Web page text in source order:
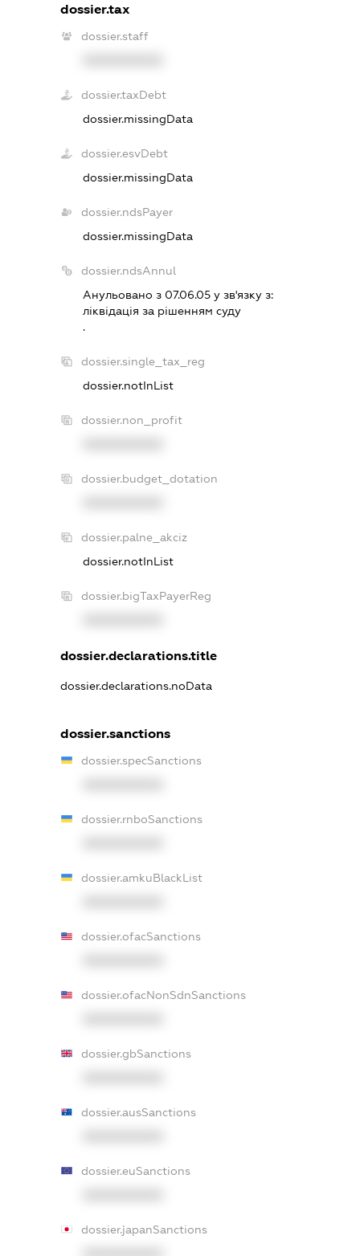
dossier.tax
dossier.staff
dossier.taxDebt
dossier.missingData
dossier.esvDebt
dossier.missingData
dossier.ndsPayer
dossier.missingData
dossier.ndsAnnul
Анульовано з 07.06.05 у зв'язку з:
лiквiдацiя за рiшенням суду
.
dossier.single_tax_reg
dossier.notInList
dossier.non_profit
dossier.budget_dotation
dossier.palne_akciz
dossier.notInList
dossier.bigTaxPayerReg
dossier.declarations.title
dossier.declarations.noData
dossier.sanctions
dossier.specSanctions
dossier.rnboSanctions
dossier.amkuBlackList
dossier.ofacSanctions
dossier.ofacNonSdnSanctions
dossier.gbSanctions
dossier.ausSanctions
dossier.euSanctions
dossier.japanSanctions